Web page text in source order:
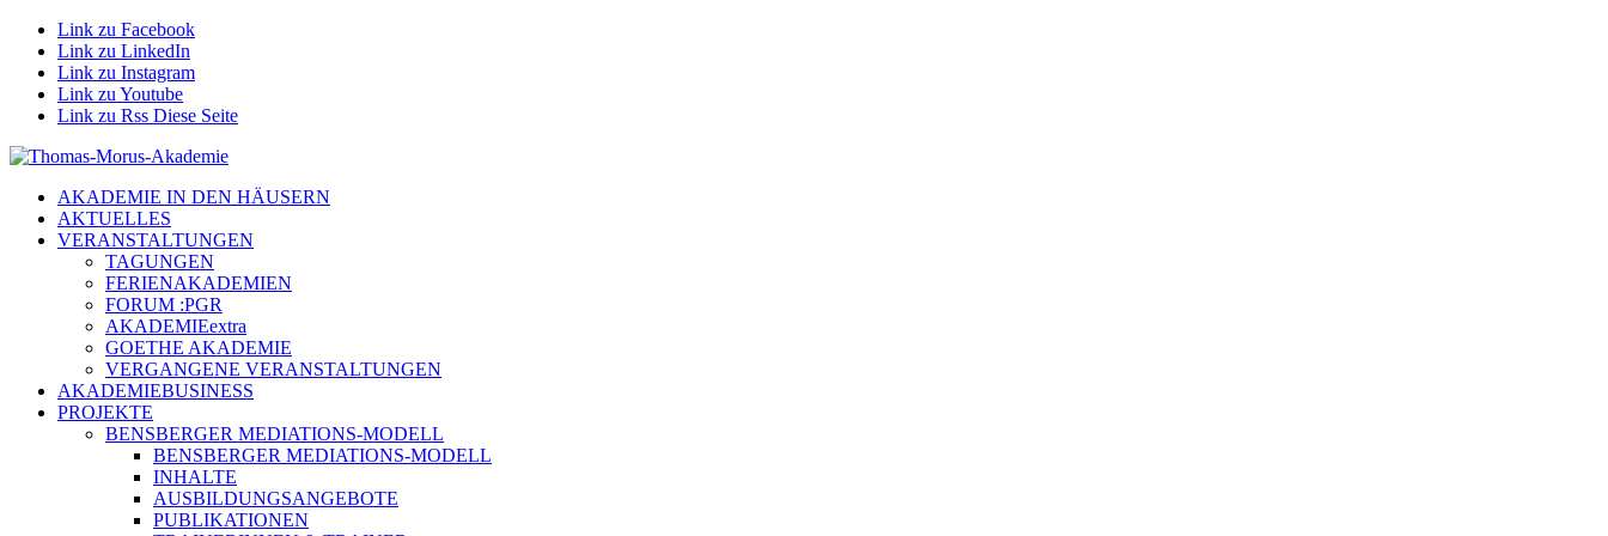
Link zu Facebook
Link zu LinkedIn
Link zu Instagram
Link zu Youtube
Link zu Rss Diese Seite
AKADEMIE IN DEN HÄUSERN
AKTUELLES
VERANSTALTUNGEN
TAGUNGEN
FERIENAKADEMIEN
FORUM :PGR
AKADEMIEextra
GOETHE AKADEMIE
VERGANGENE VERANSTALTUNGEN
AKADEMIEBUSINESS
PROJEKTE
BENSBERGER MEDIATIONS-MODELL
BENSBERGER MEDIATIONS-MODELL
INHALTE
AUSBILDUNGSANGEBOTE
PUBLIKATIONEN